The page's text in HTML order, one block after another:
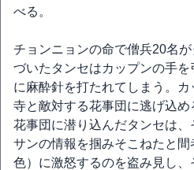
べる。
チョンニョンの命で僧兵20名
づいたタンセはカップンの手
に麻酔針を打たれてしまう。
寺と敵対する花事団に逃げ込
花事団に潜り込んだタンセは
サンの情報を掴みそこねたと
色）に激怒するのを盗み見し、